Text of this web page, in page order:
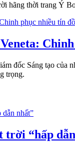
hãng thời trang Ý
đốc Sáng tạo
trọng.
trời “hấp